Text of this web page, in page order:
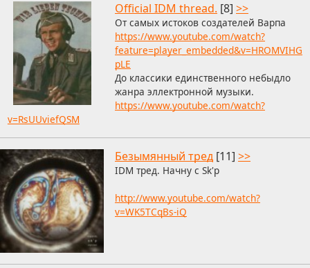
Official IDM thread. [8] >>
От самых истоков создателей Варпа
https://www.youtube.com/watch?
feature=player_embedded&v=HROMVIHG
pLE
До классики единственного небыдло
жанра эллектронной музыки.
https://www.youtube.com/watch?
v=RsUUviefQSM
Безымянный тред [11] >>
IDM тред. Начну с Sk'p
http://www.youtube.com/watch?
v=WK5TCqBs-iQ